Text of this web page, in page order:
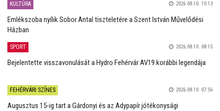
KULTÚRA 2026.08.10. 10:13
Emlékszoba nyílik Sobor Antal tiszteletére a Szent István Művelődési
Házban
SPORT 2026.08.10. 08:15
Bejelentette visszavonulását a Hydro Fehérvár AV19 korábbi legendája
FEHÉRVÁRI SZÍNES 2026.08.10. 07:56
Augusztus 15-ig tart a Gárdonyi és az Adypapír jótékonysági